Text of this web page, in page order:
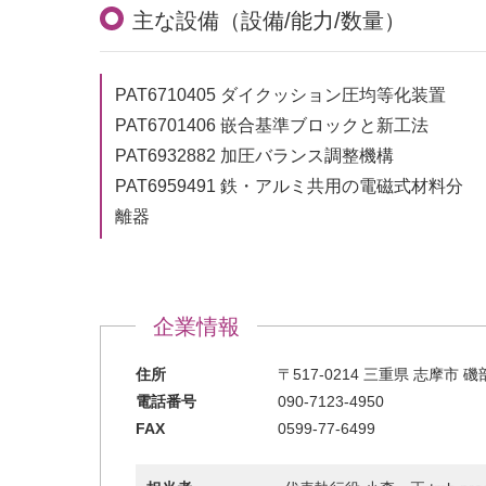
主な設備（設備/能力/数量）
PAT6710405 ダイクッション圧均等化装置
PAT6701406 嵌合基準ブロックと新工法
PAT6932882 加圧バランス調整機構
PAT6959491 鉄・アルミ共用の電磁式材料分
離器
企業情報
住所
〒517-0214 三重県 志摩市 磯
電話番号
090-7123-4950
FAX
0599-77-6499